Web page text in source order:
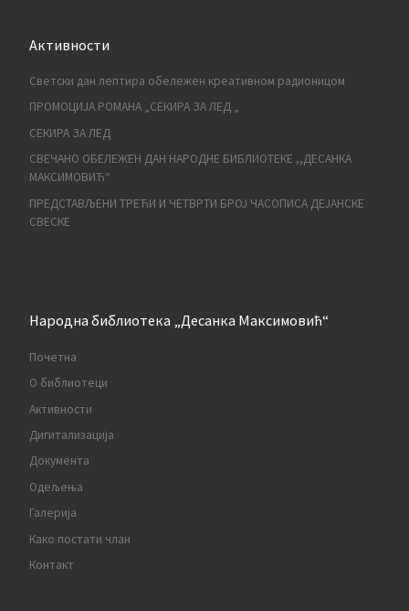
Активности
Светски дан лептира обележен креативном радионицом
ПРОМОЦИЈА РОМАНА „СЕКИРА ЗА ЛЕД „
СЕКИРА ЗА ЛЕД
СВЕЧАНО ОБЕЛЕЖЕН ДАН НАРОДНЕ БИБЛИОТЕКЕ ,,ДЕСАНКА
МАКСИМОВИЋ“
ПРЕДСТАВЉЕНИ ТРЕЋИ И ЧЕТВРТИ БРОЈ ЧАСОПИСА ДЕЈАНСКЕ
СВЕСКЕ
Народна библиотека „Десанка Максимовић“
Почетна
О библиотеци
Активности
Дигитализација
Документа
Одељења
Галерија
Како постати члан
Контакт